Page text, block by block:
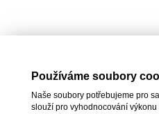
Používáme soubory
Naše soubory potřebujeme pro
slouží pro vyhodnocování